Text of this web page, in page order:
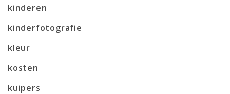
kinderen
kinderfotografie
kleur
kosten
kuipers